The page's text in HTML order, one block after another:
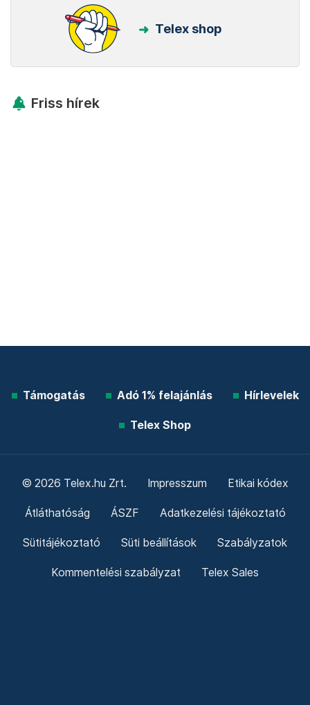
Telex shop
Friss hírek
Támogatás Adó 1% felajánlás Hírlevelek
Telex Shop
© 2026 Telex.hu Zrt. Impresszum Etikai kódex
Átláthatóság ÁSZF Adatkezelési tájékoztató
Sütitájékoztató Süti beállítások Szabályzatok
Kommentelési szabályzat Telex Sales